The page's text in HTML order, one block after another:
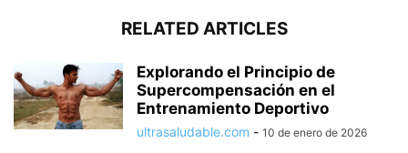
RELATED ARTICLES
Explorando el Principio de
Supercompensación en el
Entrenamiento Deportivo
ultrasaludable.com - 10 de enero de 2026